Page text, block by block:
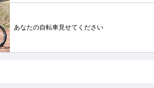
あなたの自転車見せてください